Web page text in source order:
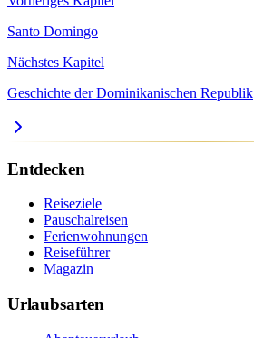
Santo Domingo
Nächstes Kapitel
Geschichte der Dominikanischen Republik
Entdecken
Reiseziele
Pauschalreisen
Ferienwohnungen
Reiseführer
Magazin
Urlaubsarten